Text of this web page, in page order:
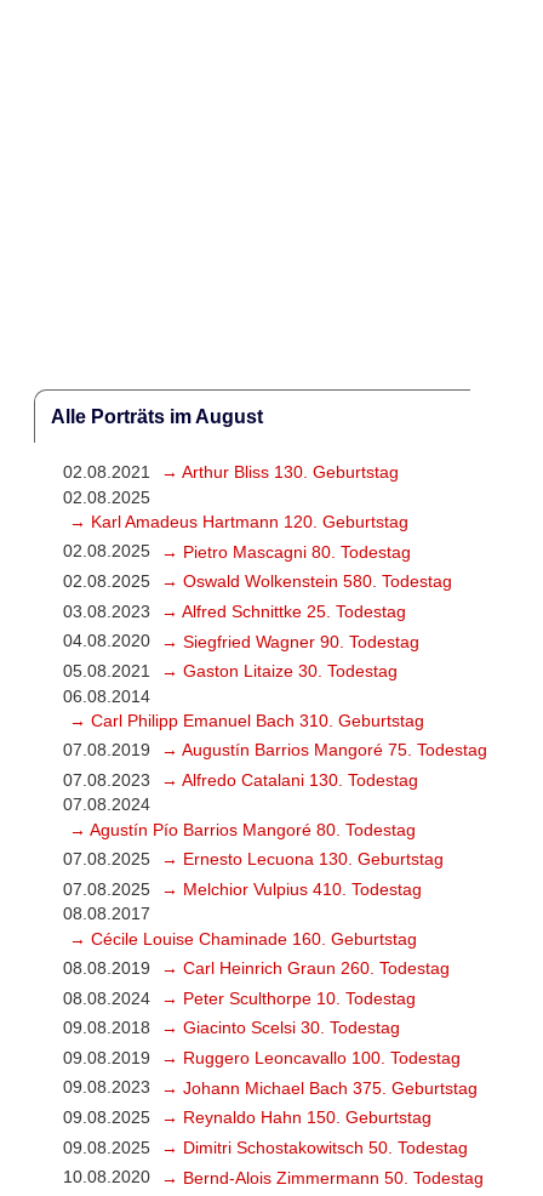
Alle Porträts im August
02.08.2021
→ Arthur Bliss 130. Geburtstag
02.08.2025
→ Karl Amadeus Hartmann 120. Geburtstag
02.08.2025
→ Pietro Mascagni 80. Todestag
02.08.2025
→ Oswald Wolkenstein 580. Todestag
03.08.2023
→ Alfred Schnittke 25. Todestag
04.08.2020
→ Siegfried Wagner 90. Todestag
05.08.2021
→ Gaston Litaize 30. Todestag
06.08.2014
→ Carl Philipp Emanuel Bach 310. Geburtstag
07.08.2019
→ Augustín Barrios Mangoré 75. Todestag
07.08.2023
→ Alfredo Catalani 130. Todestag
07.08.2024
→ Agustín Pío Barrios Mangoré 80. Todestag
07.08.2025
→ Ernesto Lecuona 130. Geburtstag
07.08.2025
→ Melchior Vulpius 410. Todestag
08.08.2017
→ Cécile Louise Chaminade 160. Geburtstag
08.08.2019
→ Carl Heinrich Graun 260. Todestag
08.08.2024
→ Peter Sculthorpe 10. Todestag
09.08.2018
→ Giacinto Scelsi 30. Todestag
09.08.2019
→ Ruggero Leoncavallo 100. Todestag
09.08.2023
→ Johann Michael Bach 375. Geburtstag
09.08.2025
→ Reynaldo Hahn 150. Geburtstag
09.08.2025
→ Dimitri Schostakowitsch 50. Todestag
10.08.2020
→ Bernd-Alois Zimmermann 50. Todestag